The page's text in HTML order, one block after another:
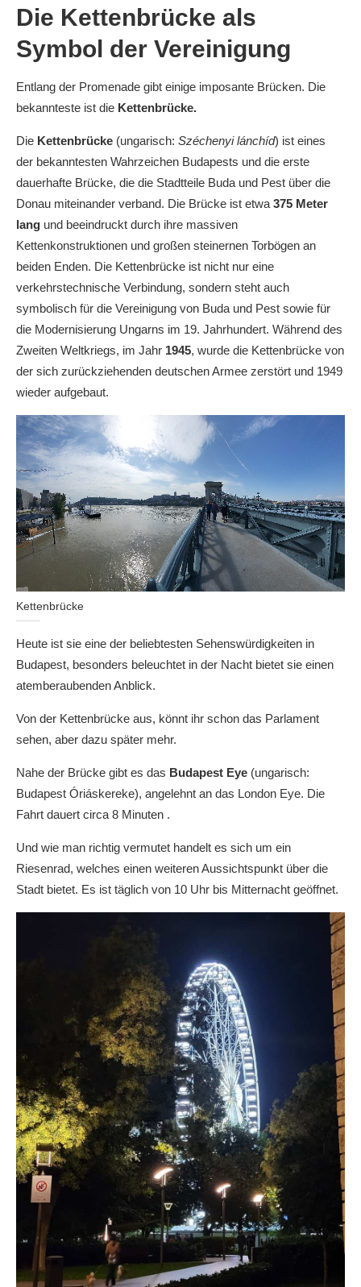
Die Kettenbrücke als
Symbol der Vereinigung
Entlang der Promenade gibt einige imposante Brücken. Die
bekannteste ist die Kettenbrücke.
Die Kettenbrücke (ungarisch: Széchenyi lánchíd) ist eines
der bekanntesten Wahrzeichen Budapests und die erste
dauerhafte Brücke, die die Stadtteile Buda und Pest über die
Donau miteinander verband. Die Brücke ist etwa 375 Meter
lang und beeindruckt durch ihre massiven
Kettenkonstruktionen und großen steinernen Torbögen an
beiden Enden. Die Kettenbrücke ist nicht nur eine
verkehrstechnische Verbindung, sondern steht auch
symbolisch für die Vereinigung von Buda und Pest sowie für
die Modernisierung Ungarns im 19. Jahrhundert. Während des
Zweiten Weltkriegs, im Jahr 1945, wurde die Kettenbrücke von
der sich zurückziehenden deutschen Armee zerstört und 1949
wieder aufgebaut.
Kettenbrücke
Heute ist sie eine der beliebtesten Sehenswürdigkeiten in
Budapest, besonders beleuchtet in der Nacht bietet sie einen
atemberaubenden Anblick.
Von der Kettenbrücke aus, könnt ihr schon das Parlament
sehen, aber dazu später mehr.
Nahe der Brücke gibt es das Budapest Eye (ungarisch:
Budapest Óriáskereke), angelehnt an das London Eye. Die
Fahrt dauert circa 8 Minuten .
Und wie man richtig vermutet handelt es sich um ein
Riesenrad, welches einen weiteren Aussichtspunkt über die
Stadt bietet. Es ist täglich von 10 Uhr bis Mitternacht geöffnet.